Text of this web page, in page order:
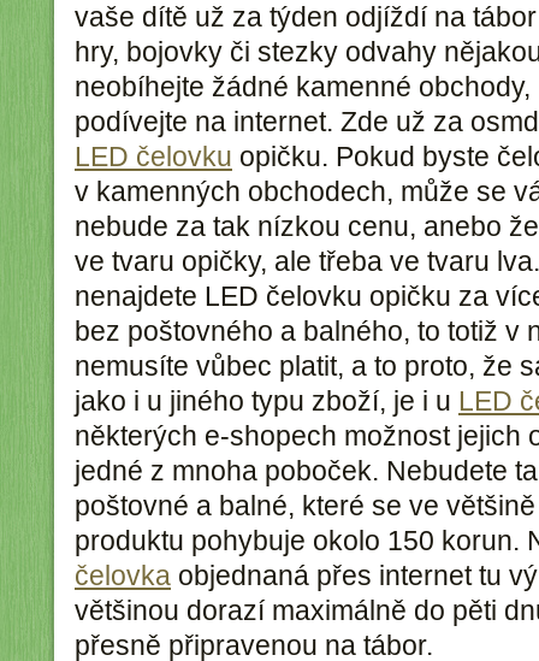
vaše dítě už za týden odjíždí na
hry, bojovky či stezky odvahy
neobíhejte žádné kamenné
podívejte na internet. Zde už za
LED čelovku opičku. Pokud byste
v kamenných obchodech, může se
nebude za tak nízkou cenu, anebo
ve tvaru opičky, ale třeba ve tvaru
nenajdete LED čelovku opičku za
bez poštovného a balného, to totiž v
nemusíte vůbec platit, a to proto, že
jako i u jiného typu zboží, je i u LED
některých e-shopech možnost jejich
jedné z mnoha poboček. Nebudete
poštovné a balné, které se ve
produktu pohybuje okolo 150 korun.
čelovka objednaná přes internet tu
většinou dorazí maximálně do pěti
přesně připravenou na tábor.